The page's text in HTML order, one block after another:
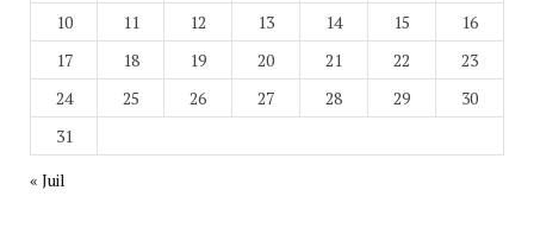
10
11 12 13 14 15
16
17
18 19 20 21 22
23
24
25 26 27 28 29
30
31
« Juil